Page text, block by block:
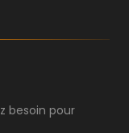
besoin pour